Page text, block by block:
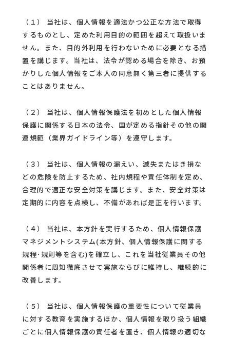
（１） 当社は、個人情報を適法かつ公正な方法で取得
するものとし、定めた利用目的の範囲を超えて取扱いま
せん。また、目的外利用を行わないために必要となる措
置を講じます。当社は、法令が認める場合を除き、お預
かりした個人情報をご本人の同意無く第三者に提供する
ことはありません。
（２） 当社は、個人情報保護法を初めとした個人情報
保護に関係する日本の法令、国が定める指針その他の関
連規範（業界ガイドライン等）を遵守します。
（３） 当社は、個人情報の漏えい、滅失またはき損な
どの危険を防止するため、社内規程や責任体制を定め、
合理的で適正な安全対策を講じます。また、安全対策は
定期的に内容を点検し、不備があれば是正を行います。
（４） 当社は、本方針を実行するため、個人情報保護
マネジメントシステム(本方針、個人情報保護に関する
規程･規則等を含む)を確立し、これを当社従業員その他
関係者に周知徹底させて実施ならびに維持し、継続的に
改善します。
（５） 当社は、個人情報保護の重要性について従業員
に対する教育を実施するほか、個人情報を取り扱う組織
ごとに個人情報保護の責任者を置き、個人情報の適切な